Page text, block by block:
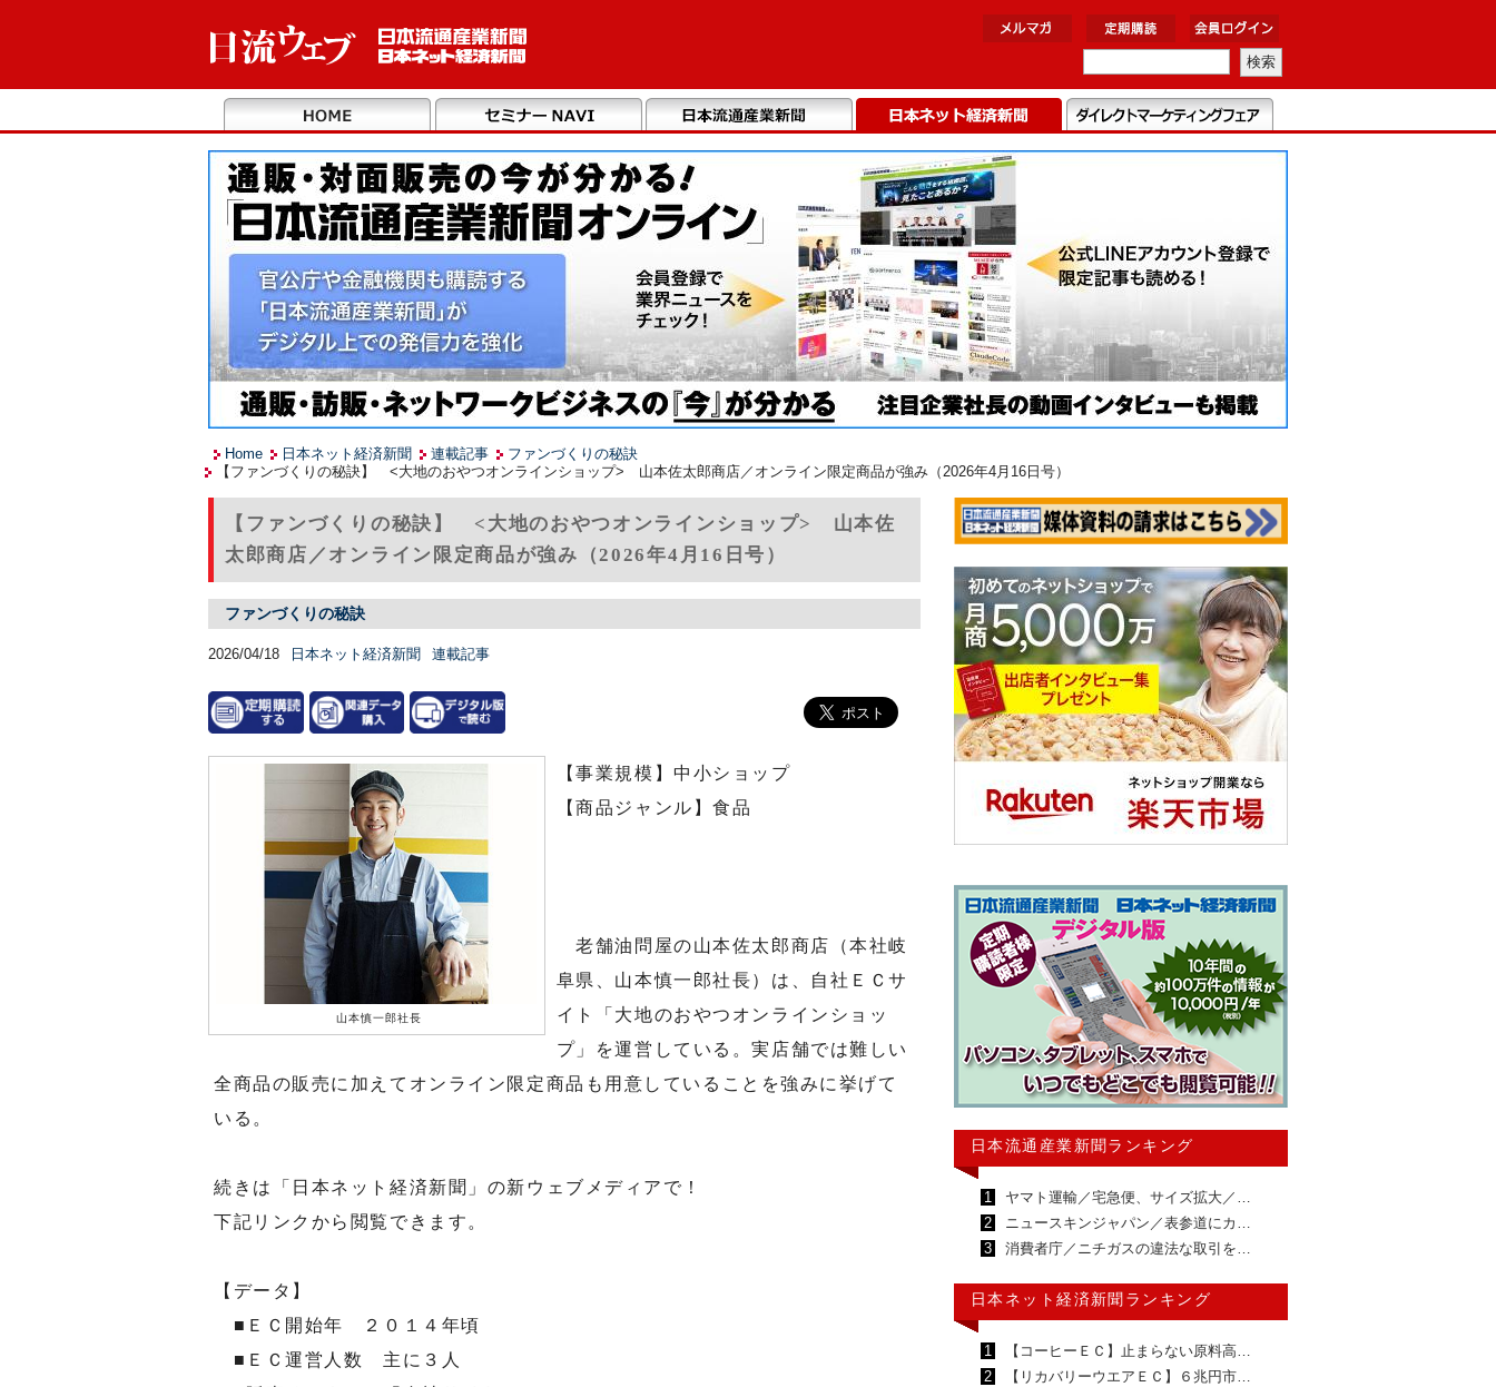
Home 日本ネット経済新聞 連載記事
ファンづくりの秘訣
【ファンづくりの秘訣】 <大地のおやつオンラインショップ> 山本佐太郎商店／オンライン限定商品が強み（2026年4月16日号）
【ファンづくりの秘訣】 <大地のおやつオンラインショップ> 山本佐
太郎商店／オンライン限定商品が強み（2026年4月16日号）
ファンづくりの秘訣
2026/04/18 日本ネット経済新聞 連載記事
山本慎一郎社長
【事業規模】中小ショップ
【商品ジャンル】食品
老舗油問屋の山本佐太郎商店（本社岐
阜県、山本慎一郎社長）は、自社ＥＣサ
イト「大地のおやつオンラインショッ
プ」を運営している。実店舗では難しい
全商品の販売に加えてオンライン限定商品も用意していることを強みに挙げて
いる。
続きは「日本ネット経済新聞」の新ウェブメディアで！
下記リンクから閲覧できます。
【データ】
■ＥＣ開始年 ２０１４年頃
■ＥＣ運営人数 主に３人
日本流通産業新聞ランキング
1
ヤマト運輸／宅急便、サイズ拡大／…
2
ニュースキンジャパン／表参道にカ…
3
消費者庁／ニチガスの違法な取引を…
日本ネット経済新聞ランキング
1
【コーヒーＥＣ】止まらない原料高…
2
【リカバリーウエアＥＣ】６兆円市…